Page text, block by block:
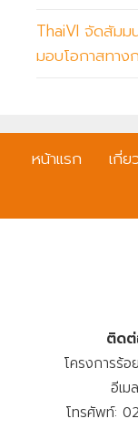
ThaiVI จัดสัมม
มอบโอกาสทาง
หน้าแรก เกี่ย
ติดต่
โครงการร้อ
อีเ
โทรศัพท์: